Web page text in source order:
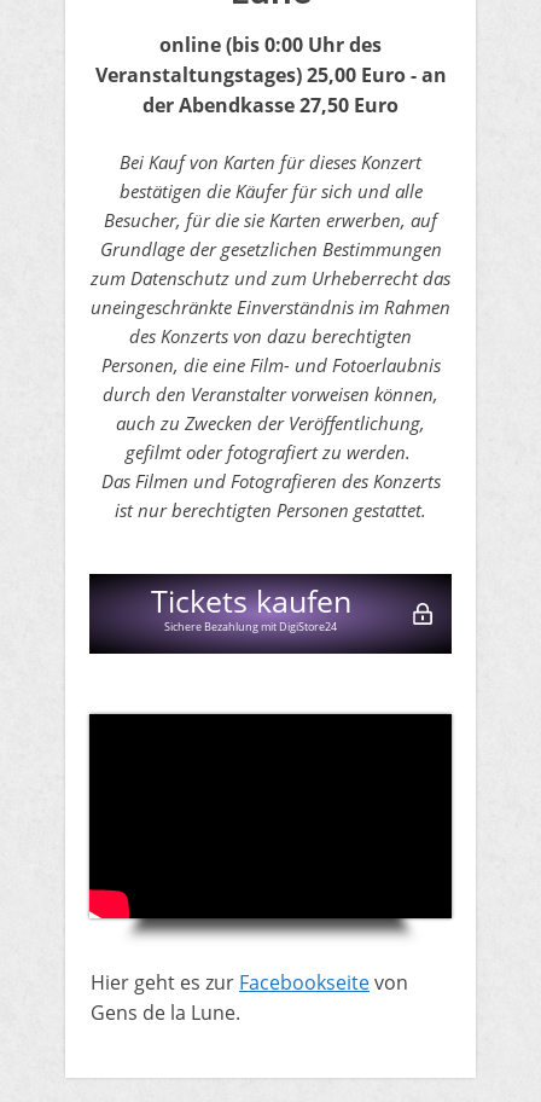
online(bis 0:00 Uhr des
Veranstaltungstages)25,00 Euro - an
der Abendkasse 27,50 Euro
Bei Kauf von Karten für dieses Konzert
bestätigen die Käufer für sich und alle
Besucher, für die sie Karten erwerben, auf
Grundlage der gesetzlichen Bestimmungen
zum Datenschutz und zum Urheberrecht das
uneingeschränkte Einverständnis im Rahmen
des Konzerts von dazu berechtigten
Personen, die eine Film- und Fotoerlaubnis
durch den Veranstalter vorweisen können,
auch zu Zwecken der Veröffentlichung,
gefilmt oder fotografiert zu werden.
Das Filmen und Fotografieren des Konzerts
ist nur berechtigten Personen gestattet.
Tickets kaufen
Sichere Bezahlung mit DigiStore24
Hier geht es zur Facebookseitevon
Gens de la Lune.